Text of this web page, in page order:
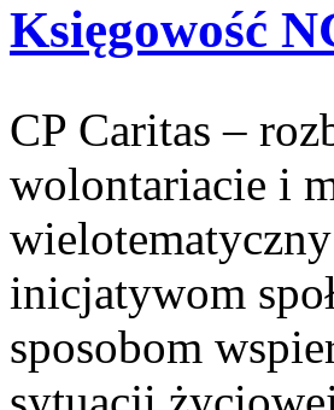
Księgowość
CP Caritas –
wolontariacie i
inicjatywom
sposobom